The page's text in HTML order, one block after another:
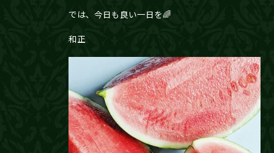
では、今日も良い一日を🌈
和正